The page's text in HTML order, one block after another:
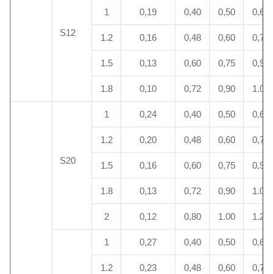
S12
1 0,19 0,40 0,50 0,60
1.2 0,16 0,48 0,60 0,72
1.5 0,13 0,60 0,75 0,90
1.8 0,10 0,72 0,90 1.08
S20
1 0,24 0,40 0,50 0,60
1.2 0,20 0,48 0,60 0,72
1.5 0,16 0,60 0,75 0,90
1.8 0,13 0,72 0,90 1.08
2 0,12 0,80 1.00 1.20
1 0,27 0,40 0,50 0,60
1.2 0,23 0,48 0,60 0,72